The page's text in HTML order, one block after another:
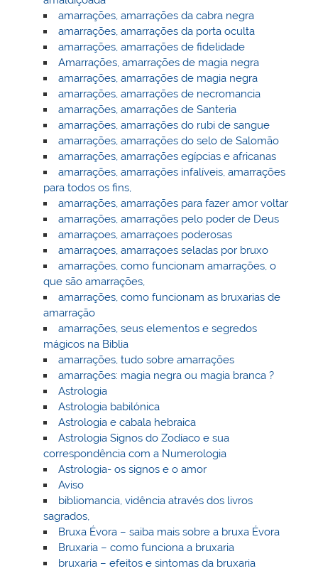
amarrações, amarrações da cabra negra
amarrações, amarrações da porta oculta
amarrações, amarrações de fidelidade
Amarrações, amarrações de magia negra
amarrações, amarrações de magia negra
amarrações, amarrações de necromancia
amarrações, amarrações de Santeria
amarrações, amarrações do rubi de sangue
amarrações, amarrações do selo de Salomão
amarrações, amarrações egípcias e africanas
amarrações, amarrações infalíveis, amarrações
para todos os fins,
amarrações, amarrações para fazer amor voltar
amarrações, amarrações pelo poder de Deus
amarraçoes, amarraçoes poderosas
amarraçoes, amarraçoes seladas por bruxo
amarrações, como funcionam amarrações, o
que são amarrações,
amarrações, como funcionam as bruxarias de
amarração
amarrações, seus elementos e segredos
mágicos na Biblia
amarrações, tudo sobre amarrações
amarrações: magia negra ou magia branca ?
Astrologia
Astrologia babilónica
Astrologia e cabala hebraica
Astrologia Signos do Zodíaco e sua
correspondência com a Numerologia
Astrologia- os signos e o amor
Aviso
bibliomancia, vidência através dos livros
sagrados,
Bruxa Évora – saiba mais sobre a bruxa Évora
Bruxaria – como funciona a bruxaria
bruxaria – efeitos e sintomas da bruxaria